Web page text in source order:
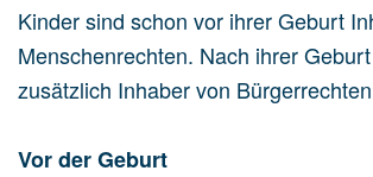
Kinder sind schon vor ihrer Geburt
Menschenrechten. Nach ihrer
zusätzlich Inhaber von
Vor der Geburt